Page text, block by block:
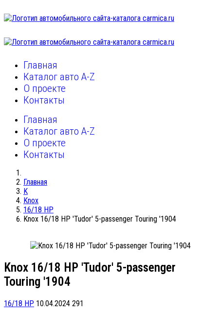
Главная
Каталог авто A-Z
О проекте
Контакты
Главная
Каталог авто A-Z
О проекте
Контакты
Главная
K
Knox
16/18 HP
Knox 16/18 HP 'Tudor' 5-passenger Touring '1904
Knox 16/18 HP 'Tudor' 5-passenger
Touring '1904
16/18 HP 10.04.2024 291